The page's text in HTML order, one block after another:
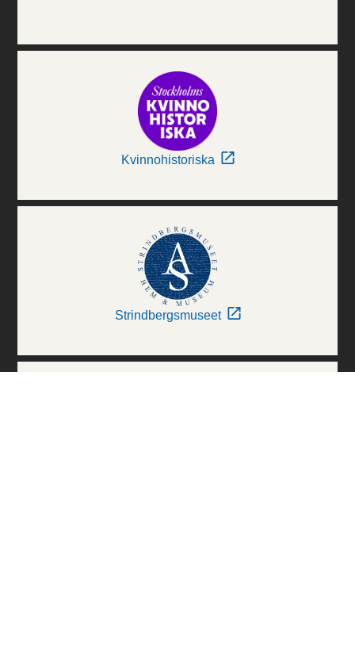
Kvinnohistoriska
Strindbergsmuseet